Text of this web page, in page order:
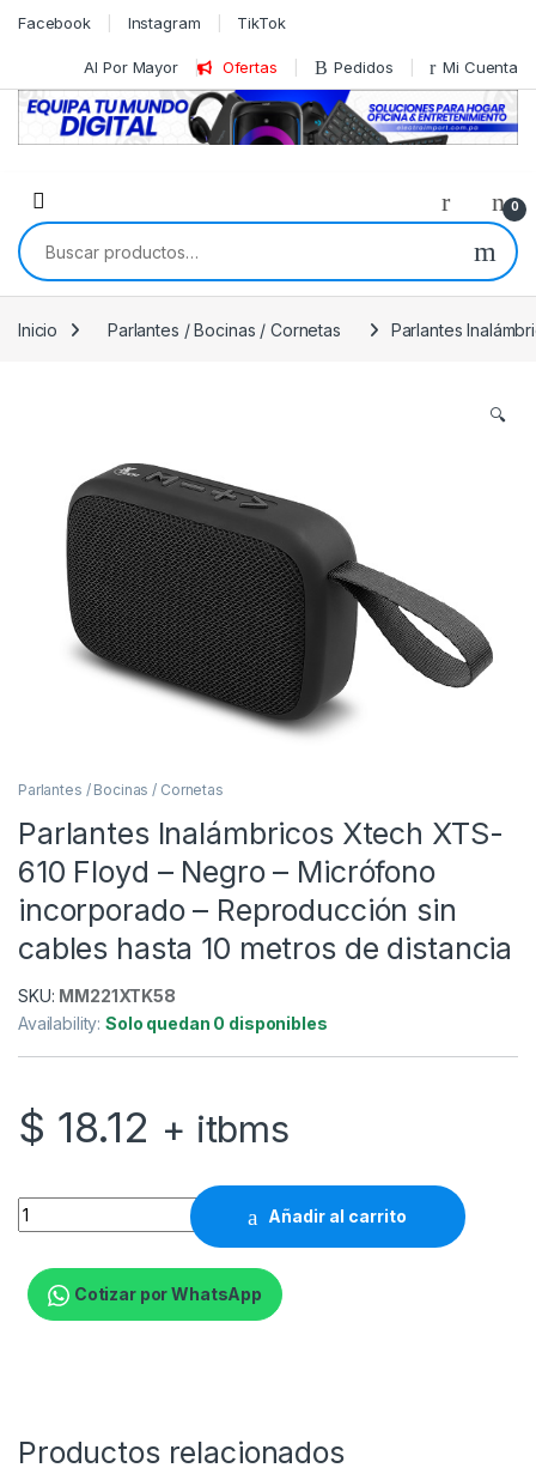
Skip to navigation
Skip to content
Facebook Instagram TikTok
Al Por Mayor Ofertas Pedidos Mi Cuenta
0
Buscar por:
Inicio Parlantes / Bocinas / Cornetas Parlantes
🔍
Parlantes / Bocinas / Cornetas
Parlantes Inalámbricos Xtech XTS-
610 Floyd – Negro – Micrófono
incorporado – Reproducción sin
cables hasta 10 metros de distancia
SKU: MM221XTK58
Availability:Solo quedan 0 disponibles
$ 18.12 + itbms
Parlantes Inalámbricos Xtech XTS-610 Floyd - Negro -
Añadir al carrito
Cotizar por WhatsApp
Productos relacionados